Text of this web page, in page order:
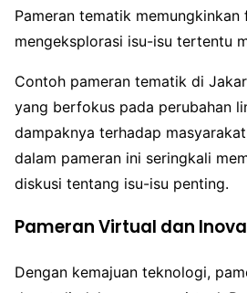
Pameran tematik
mengeksplorasi isu-isu tertentu
Contoh pameran tematik di
yang berfokus pada perubahan
dampaknya terhadap
dalam pameran ini seringkali
diskusi tentang isu-isu penting.
Pameran Virtual dan
Dengan kemajuan teknologi,